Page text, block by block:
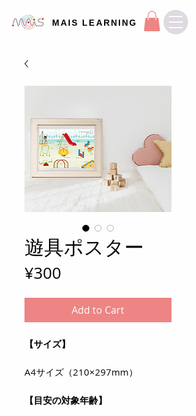
MAIS LEARNING
遊具ポスター
¥300
Add to Cart
【サイズ】
A4サイズ（210×297mm）
【目安の対象年齢】